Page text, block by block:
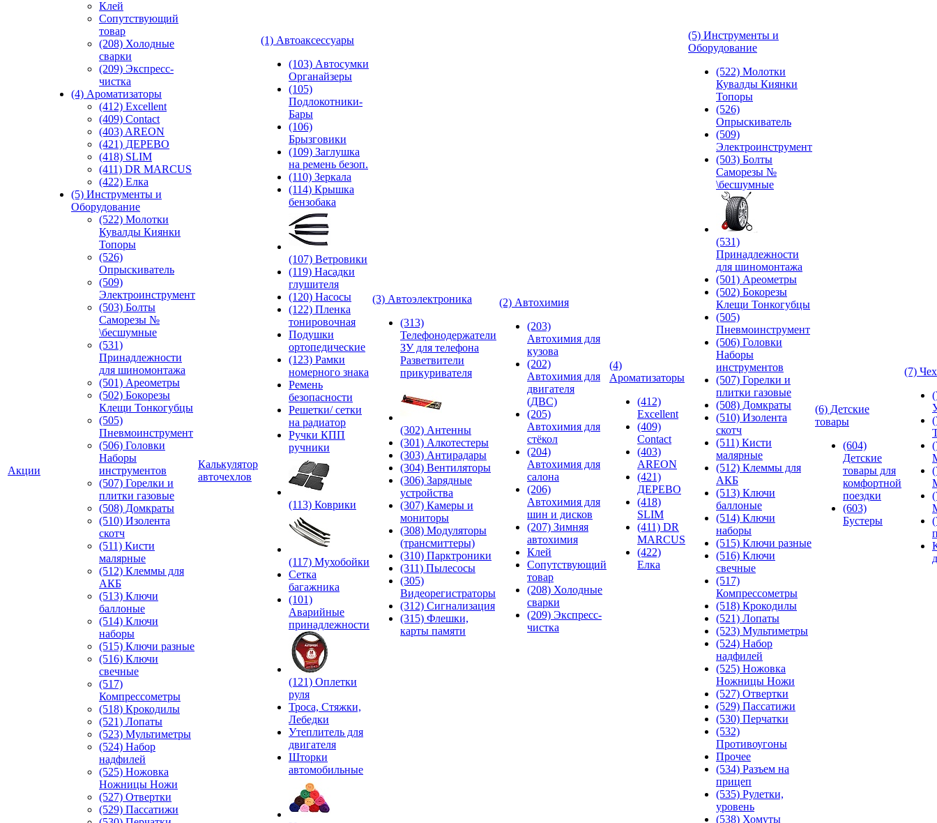
Акции
Клей
Сопутствующий
товар
(208) Холодные
сварки
(209) Экспреcс-
чистка
(4) Ароматизаторы
(412) Excellent
(409) Contact
(403) AREON
(421) ДЕРЕВО
(418) SLIM
(411) DR MARCUS
(422) Елка
(5) Инструменты и
Оборудование
(522) Молотки
Кувалды Киянки
Топоры
(526)
Опрыскиватель
(509)
Электроинструмент
(503) Болты
Саморезы №
\бесшумные
(531)
Принадлежности
для шиномонтажа
(501) Ареометры
(502) Бокорезы
Клещи Тонкогубцы
(505)
Пневмоинструмент
(506) Головки
Наборы
инструментов
(507) Горелки и
плитки газовые
(508) Домкраты
(510) Изолента
скотч
(511) Кисти
малярные
(512) Клеммы для
АКБ
(513) Ключи
баллоные
(514) Ключи
наборы
(515) Ключи разные
(516) Ключи
свечные
(517)
Компрессометры
(518) Крокодилы
(521) Лопаты
(523) Мультиметры
(524) Набор
надфилей
(525) Ножовка
Ножницы Ножи
(527) Отвертки
(529) Пассатижи
Калькулятор
авточехлов
(1) Автоаксессуары
(103) Автосумки
Органайзеры
(105)
Подлокотники-
Бары
(106)
Брызговики
(109) Заглушка
на ремень безоп.
(110) Зеркала
(114) Крышка
бензобака
(107) Ветровики
(119) Насадки
глушителя
(120) Насосы
(122) Пленка
тонировочная
Подушки
ортопедические
(123) Рамки
номерного знака
Ремень
безопасности
Решетки/ сетки
на радиатор
Ручки КПП
ручники
(113) Коврики
(117) Мухобойки
Сетка
багажника
(101)
Аварийные
принадлежности
(121) Оплетки
руля
Троса, Стяжки,
Лебедки
Утеплитель для
двигателя
Шторки
автомобильные
(3) Автоэлектроника
(313)
Телефонодержатели
ЗУ для телефона
Разветвители
прикуривателя
(302) Антенны
(301) Алкотестеры
(303) Антирадары
(304) Вентиляторы
(306) Зарядные
устройства
(307) Камеры и
мониторы
(308) Модуляторы
(трансмиттеры)
(310) Парктроники
(311) Пылесосы
(305)
Видеорегистраторы
(312) Сигнализация
(315) Флешки,
карты памяти
(2) Автохимия
(203)
Автохимия для
кузова
(202)
Автохимия для
двигателя
(ДВС)
(205)
Автохимия для
стёкол
(204)
Автохимия для
салона
(206)
Автохимия для
шин и дисков
(207) Зимняя
автохимия
Клей
Сопутствующий
товар
(208) Холодные
сварки
(209) Экспреcс-
чистка
(4)
Ароматизаторы
(412)
Excellent
(409)
Contact
(403)
AREON
(421)
ДЕРЕВО
(418)
SLIM
(411) DR
MARCUS
(422)
Елка
(5) Инструменты и
Оборудование
(522) Молотки
Кувалды Киянки
Топоры
(526)
Опрыскиватель
(509)
Электроинструмент
(503) Болты
Саморезы №
\бесшумные
(531)
Принадлежности
для шиномонтажа
(501) Ареометры
(502) Бокорезы
Клещи Тонкогубцы
(505)
Пневмоинструмент
(506) Головки
Наборы
инструментов
(507) Горелки и
плитки газовые
(508) Домкраты
(510) Изолента
скотч
(511) Кисти
малярные
(512) Клеммы для
АКБ
(513) Ключи
баллоные
(514) Ключи
наборы
(515) Ключи разные
(516) Ключи
свечные
(517)
Компрессометры
(518) Крокодилы
(521) Лопаты
(523) Мультиметры
(524) Набор
надфилей
(525) Ножовка
Ножницы Ножи
(527) Отвертки
(529) Пассатижи
(530) Перчатки
(532)
Противоугоны
Прочее
(534) Разъем на
прицеп
(535) Рулетки,
уровень
(538) Хомуты
(6) Детские
товары
(604)
Детские
товары для
комфортной
поездки
(603)
Бустеры
(7)